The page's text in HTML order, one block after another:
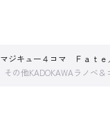
マジキュー４コマ Ｆａｔ
その他KADOKAWAラノベ